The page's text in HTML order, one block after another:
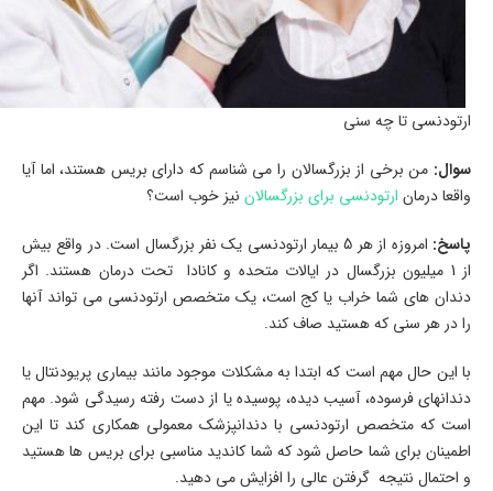
ارتودنسی تا چه سنی
سوال: من برخی از بزرگسالان را می شناسم که دارای بریس هستند، اما آیا
واقعا درمان ارتودنسی برای بزرگسالان نیز خوب است؟
پاسخ:
امروزه از هر 5 بیمار ارتودنسی یک نفر بزرگسال است. در واقع بیش
از 1 میلیون بزرگسال در ایالات متحده و کانادا تحت درمان هستند. اگر
دندان های شما خراب یا کج است، یک متخصص ارتودنسی می تواند آنها
را در هر سنی که هستید صاف کند.
با این حال مهم است که ابتدا به مشکلات موجود مانند بیماری پریودنتال یا
دندانهای فرسوده، آسیب دیده، پوسیده یا از دست رفته رسیدگی شود. مهم
است که متخصص ارتودنسی با دندانپزشک معمولی همکاری کند تا این
اطمینان برای شما حاصل شود که شما کاندید مناسبی برای بریس ها هستید
و احتمال نتیجه گرفتن عالی را افزایش می دهید.